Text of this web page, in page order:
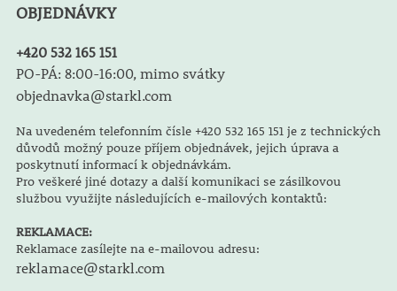
OBJEDNÁVKY
+420 532 165 151
PO-PÁ: 8:00-16:00, mimo svátky
objednavka@starkl.com
Na uvedeném telefonním čísle +420 532 165 151 je z technických
důvodů možný pouze příjem objednávek, jejich úprava a
poskytnutí informací k objednávkám.
Pro veškeré jiné dotazy a další komunikaci se zásilkovou
službou využijte následujících e-mailových kontaktů:
REKLAMACE:
Reklamace zasílejte na e-mailovou adresu:
reklamace@starkl.com